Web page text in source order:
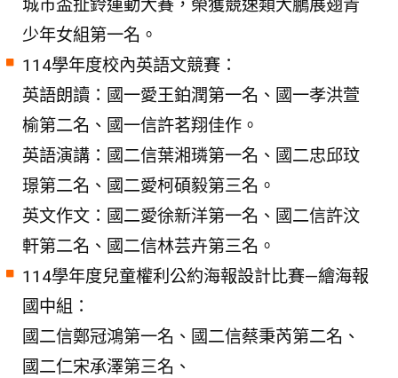
城市盃扯鈴運動大賽，榮獲競速類大鵬展翅青
少年女組第一名。
114學年度校內英語文競賽：
英語朗讀：國一愛王鉑潤第一名、國一孝洪萱
榆第二名、國一信許茗翔佳作。
英語演講：國二信葉湘璘第一名、國二忠邱玟
璟第二名、國二愛柯碩毅第三名。
英文作文：國二愛徐新洋第一名、國二信許汶
軒第二名、國二信林芸卉第三名。
114學年度兒童權利公約海報設計比賽—繪海報
國中組：
國二信鄭冠鴻第一名、國二信蔡秉芮第二名、
國二仁宋承澤第三名、